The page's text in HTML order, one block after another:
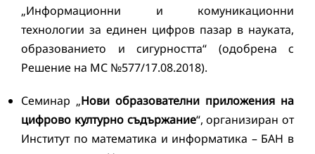
„Информационни и комуникационни
технологии за единен цифров пазар в науката,
образованието и сигурността“ (одобрена с
Решение на МС №577/17.08.2018).
Семинар „Нови образователни приложения на
цифрово културно съдържание“, организиран от
Институт по математика и информатика – БАН в